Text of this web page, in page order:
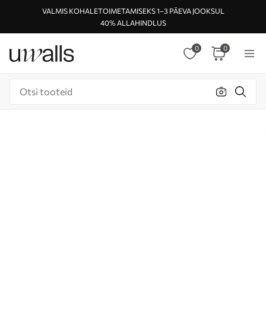
VALMIS KOHALETOIMETAMISEKS 1–3 PÄEVA JOOKSUL
40% ALLAHINDLUS
0 0